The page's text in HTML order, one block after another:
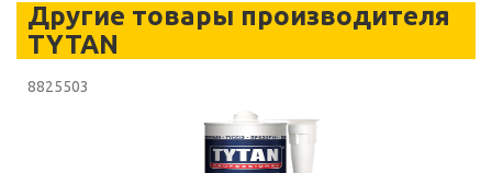
Другие товары производителя
TYTAN
8825503